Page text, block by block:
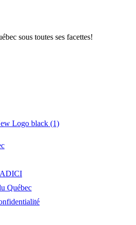
sous toutes ses facettes!
ADICI
Québec